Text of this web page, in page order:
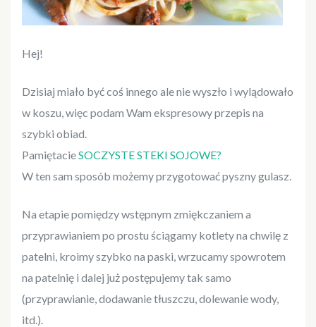
Hej!
Dzisiaj miało być coś innego ale nie wyszło i wylądowało
w koszu, więc podam Wam ekspresowy przepis na
szybki obiad.
PamiętacieSOCZYSTE STEKI SOJOWE?
W ten sam sposób możemy przygotować pyszny gulasz.
Na etapie pomiędzy wstępnym zmiękczaniem a
przyprawianiem po prostu ściągamy kotlety na chwilę z
patelni, kroimy szybko na paski, wrzucamy spowrotem
na patelnię i dalej już postępujemy tak samo
(przyprawianie, dodawanie tłuszczu, dolewanie wody,
itd.).